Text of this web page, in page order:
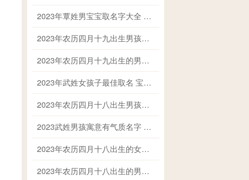
2023年覃姓男宝宝取名字大全 姓覃的宝宝名字大全
2023年农历四月十九出生男孩霸气有内涵的名字 兔宝宝起名字大全男孩生辰八字起名
2023年农历四月十九出生的男孩起名字推荐 兔年男孩名字2023年名字大全
2023年武姓女孩子最佳取名 宝宝姓武叫什么名字好
2023年农历四月十八出生男孩大气高雅的名字 2023年男孩姓名大全
2023武姓男孩寓意有气质名字 姓武的叫什么名字
2023年农历四月十八出生的女孩健康平安的名字 兔年出生适合女孩子的名字
2023年农历四月十八出生的男孩阳光帅气的名字 2023兔年最好的男孩名字大全